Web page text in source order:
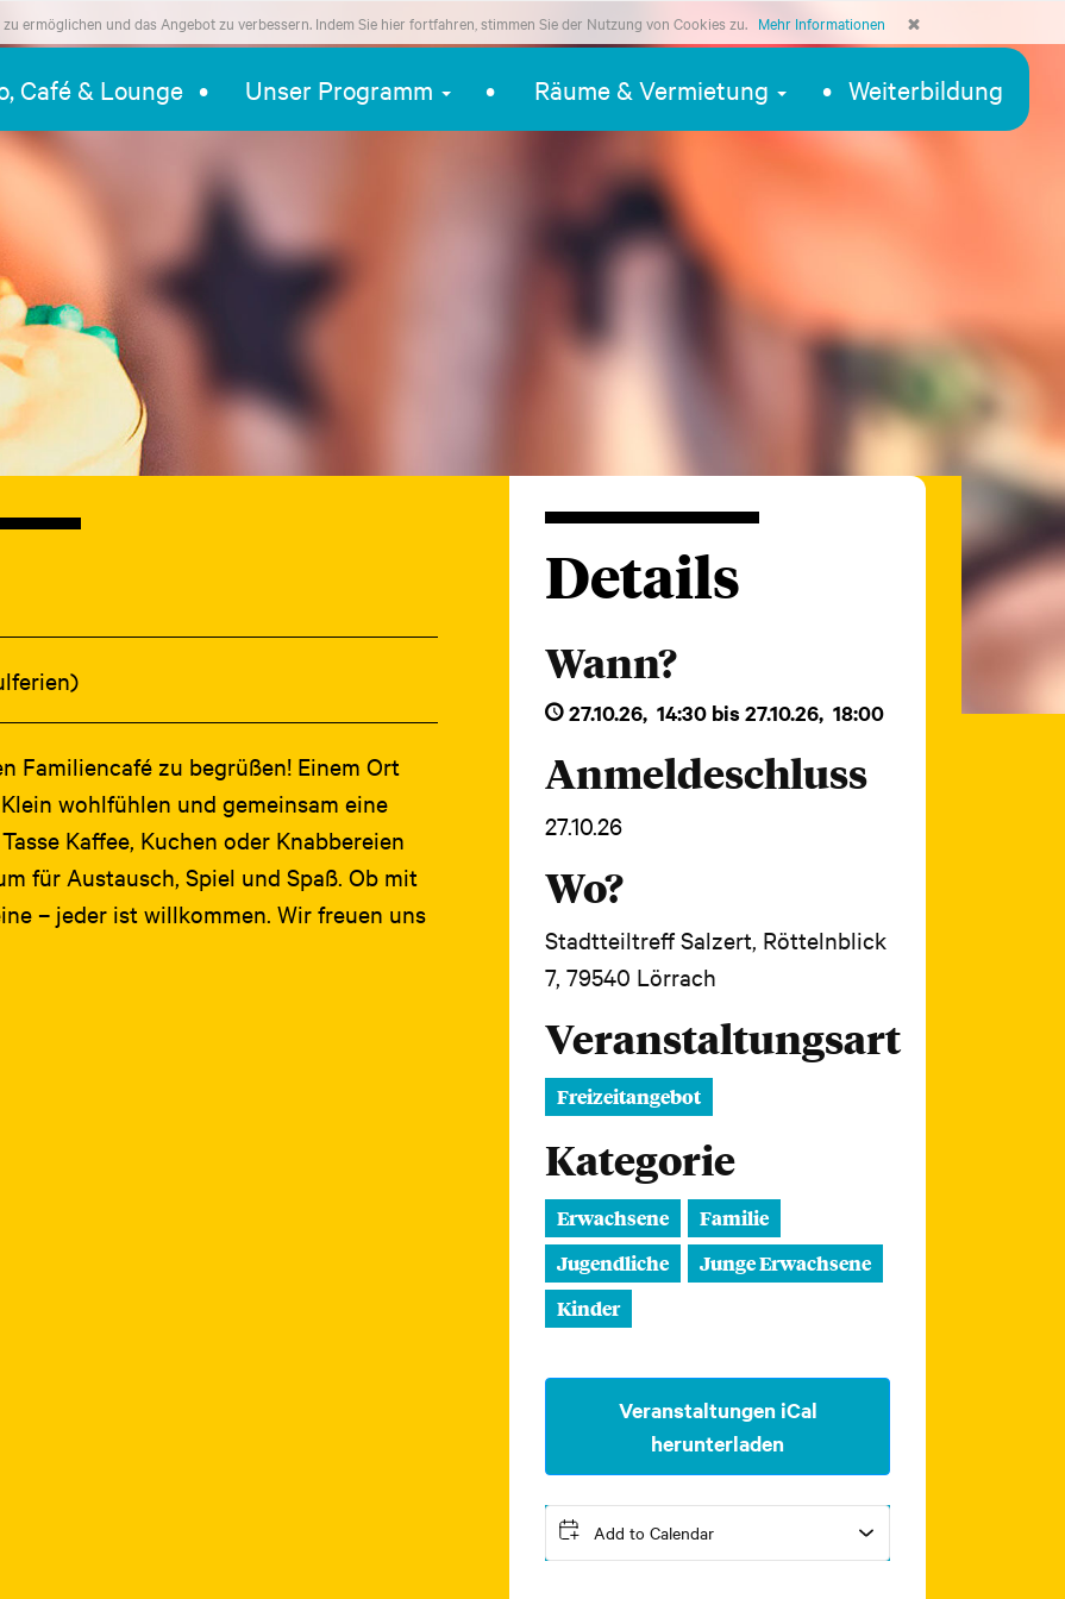
Café & Lounge Unser Programm Räume & Vermietung Weiterbildung
Familiencafé zu begrüßen! Einem Ort
wohlfühlen und gemeinsam eine
Kaffee, Kuchen oder Knabbereien
für Austausch, Spiel und Spaß. Ob mit
– jeder ist willkommen. Wir freuen uns
Details
Wann?
27.10.26, 14:30 bis 27.10.26, 18:00
Anmeldeschluss
27.10.26
Wo?
Stadtteiltreff Salzert, Röttelnblick
7, 79540 Lörrach
Veranstaltungsart
Freizeitangebot
Kategorie
Erwachsene
Familie
Jugendliche
Junge Erwachsene
Kinder
Veranstaltungen iCal
herunterladen
Add to Calendar
ermöglichen und das Angebot zu verbessern. Indem Sie hier fortfahren, stimmen Sie der Nutzung von Cookies zu. Mehr Informationen